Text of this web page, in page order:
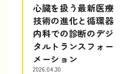
心臓を扱う最新医療
技術の進化と循環器
内科での診断のデジ
タルトランスフォー
メーション
2026.04.30